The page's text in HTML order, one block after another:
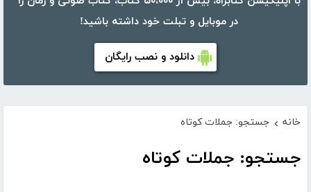
در موبایل و تبلت خود داشته باشید!
دانلود و نصب رایگان
خانه › جستجو: جملات کوتاه
جستجو: جملات کوتاه